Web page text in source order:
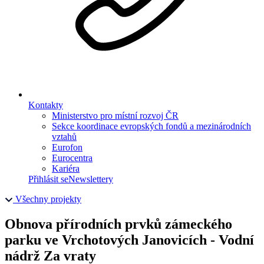
Kontakty
Ministerstvo pro místní rozvoj ČR
Sekce koordinace evropských fondů a mezinárodních
vztahů
Eurofon
Eurocentra
Kariéra
Přihlásit seNewslettery
Všechny projekty
Obnova přírodních prvků zámeckého
parku ve Vrchotových Janovicích - Vodní
nádrž Za vraty